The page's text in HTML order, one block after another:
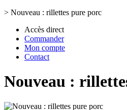
> Nouveau : rillettes pure porc
Accès direct
Commander
Mon compte
Contact
Nouveau :